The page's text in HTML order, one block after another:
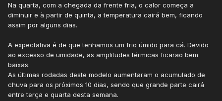
Na quarta, com a chegada da frente fria, o calor começa a
diminuir e à partir de quinta, a temperatura cairá bem, ficando
assim por alguns dias.
A expectativa é de que tenhamos um frio úmido para cá. Devido
ao excesso de umidade, as amplitudes térmicas ficarão bem
baixas.
As últimas rodadas deste modelo aumentaram o acumulado de
chuva para os próximos 10 dias, sendo que grande parte cairá
entre terça e quarta desta semana.